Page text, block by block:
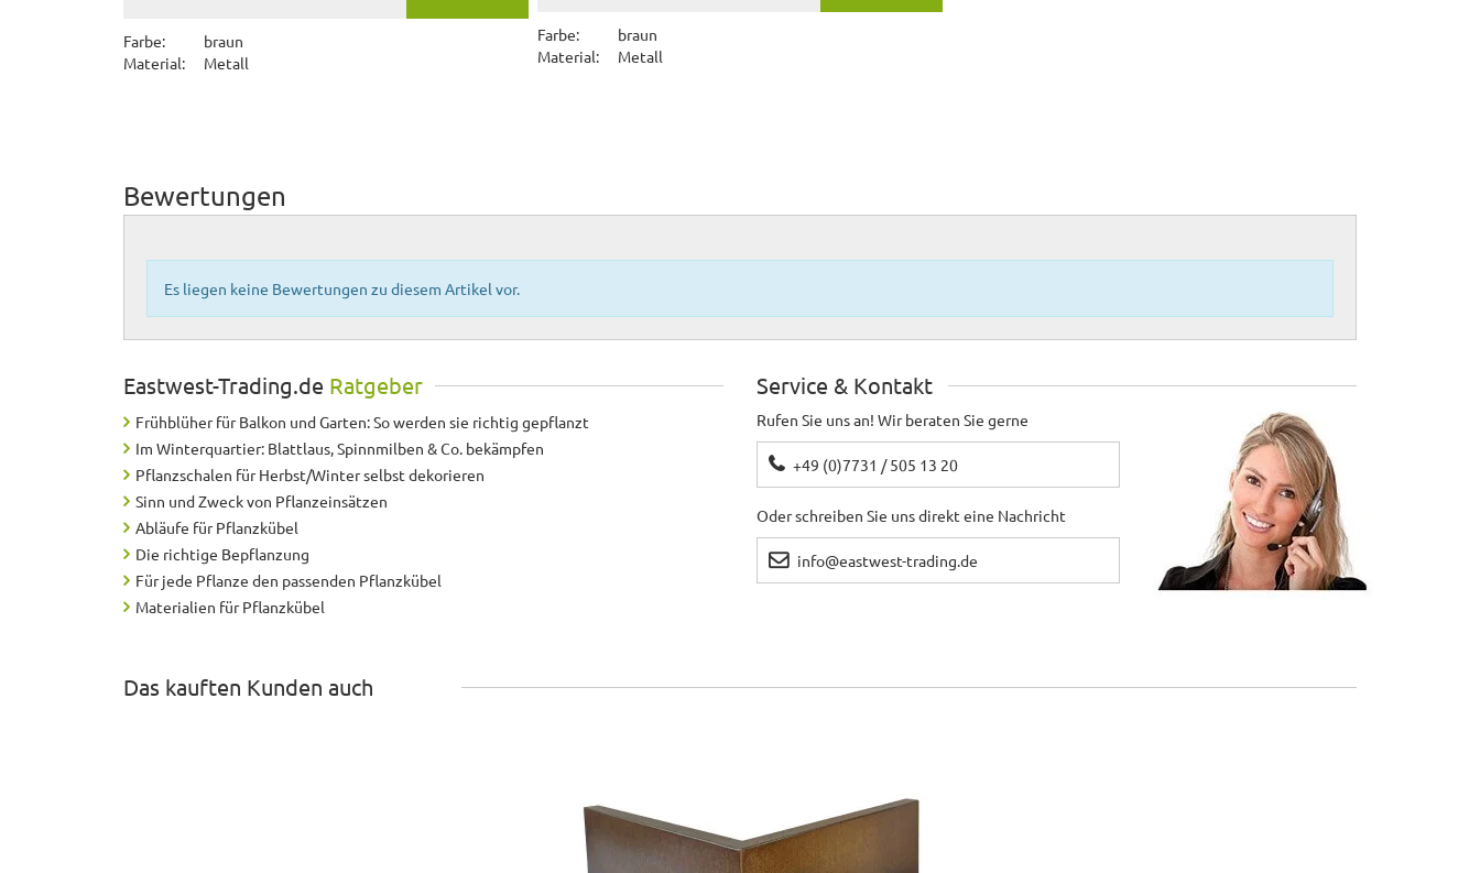
Farbe:
braun
Material:
Metall
Farbe:
braun
Material:
Metall
Bewertungen
Es liegen keine Bewertungen zu diesem Artikel vor.
Eastwest-Trading.de Ratgeber
Frühblüher für Balkon und Garten: So werden sie richtig gepflanzt
Im Winterquartier: Blattlaus, Spinnmilben & Co. bekämpfen
Pflanzschalen für Herbst/Winter selbst dekorieren
Sinn und Zweck von Pflanzeinsätzen
Abläufe für Pflanzkübel
Die richtige Bepflanzung
Für jede Pflanze den passenden Pflanzkübel
Materialien für Pflanzkübel
Service & Kontakt
Rufen Sie uns an! Wir beraten Sie gerne
+49 (0)7731 / 505 13 20
Oder schreiben Sie uns direkt eine Nachricht
info@eastwest-trading.de
Das kauften Kunden auch